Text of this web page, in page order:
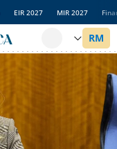
EIR 2027 MIR 2027